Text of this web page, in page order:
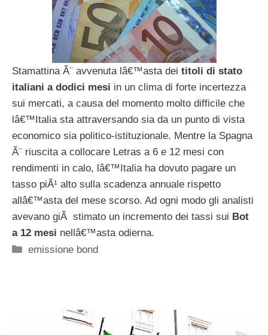
Stamattina Ã¨ avvenuta lâ€™asta dei titoli di stato
italiani a dodici mesi in un clima di forte incertezza
sui mercati, a causa del momento molto difficile che
lâ€™Italia sta attraversando sia da un punto di vista
economico sia politico-istituzionale. Mentre la Spagna
Ã¨ riuscita a collocare Letras a 6 e 12 mesi con
rendimenti in calo, lâ€™Italia ha dovuto pagare un
tasso piÃ¹ alto sulla scadenza annuale rispetto
allâ€™asta del mese scorso. Ad ogni modo gli analisti
avevano giÃ stimato un incremento dei tassi sui Bot
a 12 mesi nellâ€™asta odierna.
Categorie
emissione bond